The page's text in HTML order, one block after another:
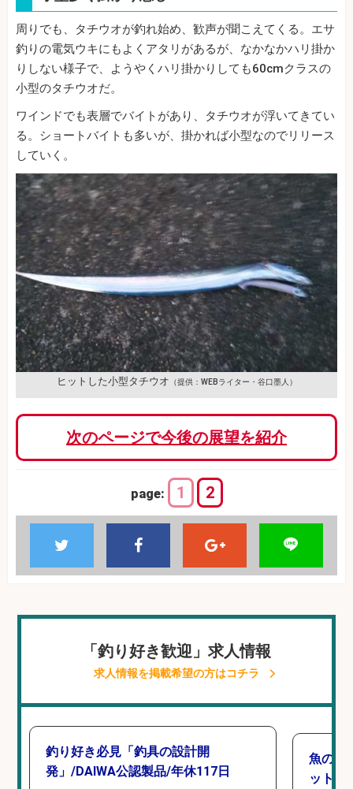
周りでも、タチウオが釣れ始め、歓声が聞こえてくる。エサ
釣りの電気ウキにもよくアタリがあるが、なかなかハリ掛か
りしない様子で、ようやくハリ掛かりしても60cmクラスの
小型のタチウオだ。
ワインドでも表層でバイトがあり、タチウオが浮いてきてい
る。ショートバイトも多いが、掛かれば小型なのでリリース
していく。
ヒットした小型タチウオ （提供：WEBライター・谷口墨人）
次のページで今後の展望を紹介
page: 1 2
「釣り好き歓迎」求人情報
求人情報を掲載希望の方はコチラ
釣り好き必見「釣具の設計開
発」/DAIWA公認製品/年休117日
魚の「
ットを